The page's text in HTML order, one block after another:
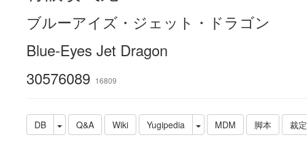
ブルーアイズ・ジェット・ドラゴン
Blue-Eyes Jet Dragon
30576089 16809
DB Q&A Wiki Yugipedia MDM 脚本 裁定